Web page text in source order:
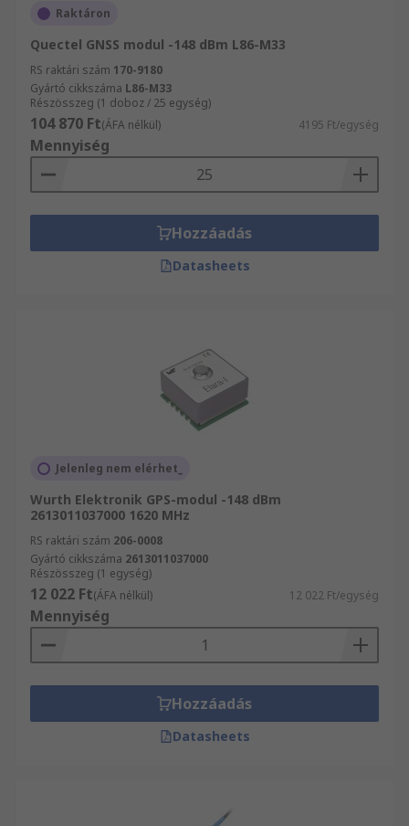
Raktáron
Quectel GNSS modul -148 dBm L86-M33
RS raktári szám 170-9180
Gyártó cikkszáma L86-M33
Részösszeg (1 doboz / 25 egység)
104 870 Ft(ÁFA nélkül) 4195 Ft/egység
Mennyiség
Hozzáadás
Datasheets
Jelenleg nem elérhet_
Wurth Elektronik GPS-modul -148 dBm
2613011037000 1620 MHz
RS raktári szám 206-0008
Gyártó cikkszáma 2613011037000
Részösszeg (1 egység)
12 022 Ft(ÁFA nélkül) 12 022 Ft/egység
Mennyiség
Hozzáadás
Datasheets